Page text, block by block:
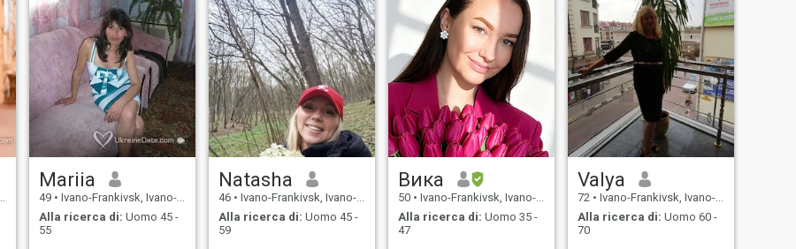
Mariia
49 • Ivano-Frankivsk, Ivano-Frankivs'k, Ucraina
Alla ricerca di: Uomo 45 -
55
Natasha
46 • Ivano-Frankivsk, Ivano-Frankivs'k, Ucraina
Alla ricerca di: Uomo 45 -
59
Вика
50 • Ivano-Frankivsk, Ivano-Frankivs'k, Ucraina
Alla ricerca di: Uomo 35 -
47
Valya
72 • Ivano-Frankivsk, Ivano-Frankivs'k, Ucraina
Alla ricerca di: Uomo 60 -
70